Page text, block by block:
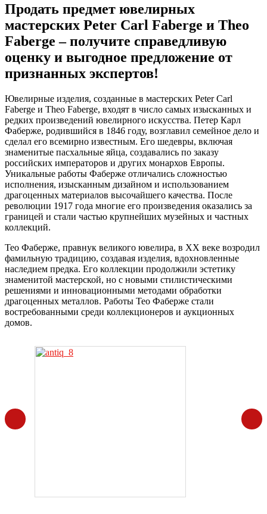
Продать предмет ювелирных
мастерских Peter Carl Faberge и Theo
Faberge – получите справедливую
оценку и выгодное предложение от
признанных экспертов!
Ювелирные изделия, созданные в мастерских Peter Carl
Faberge и Theo Faberge, входят в число самых изысканных и
редких произведений ювелирного искусства. Петер Карл
Фаберже, родившийся в 1846 году, возглавил семейное дело и
сделал его всемирно известным. Его шедевры, включая
знаменитые пасхальные яйца, создавались по заказу
российских императоров и других монархов Европы.
Уникальные работы Фаберже отличались сложностью
исполнения, изысканным дизайном и использованием
драгоценных материалов высочайшего качества. После
революции 1917 года многие его произведения оказались за
границей и стали частью крупнейших музейных и частных
коллекций.
Тео Фаберже, правнук великого ювелира, в ХХ веке возродил
фамильную традицию, создавая изделия, вдохновленные
наследием предка. Его коллекции продолжили эстетику
знаменитой мастерской, но с новыми стилистическими
решениями и инновационными методами обработки
драгоценных металлов. Работы Тео Фаберже стали
востребованными среди коллекционеров и аукционных
домов.